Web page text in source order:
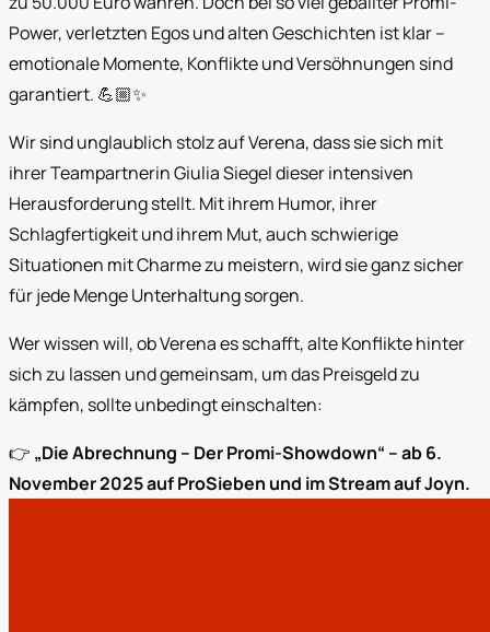
Power, verletzten Egos und alten Geschichten ist klar –
emotionale Momente, Konflikte und Versöhnungen sind
garantiert. 💪🏼✨
Wir sind unglaublich stolz auf Verena, dass sie sich mit
ihrer Teampartnerin Giulia Siegel dieser intensiven
Herausforderung stellt. Mit ihrem Humor, ihrer
Schlagfertigkeit und ihrem Mut, auch schwierige
Situationen mit Charme zu meistern, wird sie ganz sicher
für jede Menge Unterhaltung sorgen.
Wer wissen will, ob Verena es schafft, alte Konflikte hinter
sich zu lassen und gemeinsam, um das Preisgeld zu
kämpfen, sollte unbedingt einschalten:
👉 „Die Abrechnung – Der Promi-Showdown“ – ab 6.
November 2025 auf ProSieben und im Stream auf Joyn.